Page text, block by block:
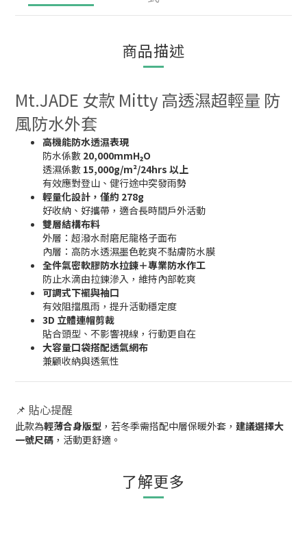
商品描述
Mt.JADE 女款 Mitty 高透濕超輕量 防
風防水外套
高機能防水透濕表現
防水係數 20,000mmH₂O
透濕係數 15,000g/m²/24hrs 以上
有效應對登山、健行途中突發雨勢
輕量化設計，僅約 278g
好收納、好攜帶，適合長時間戶外活動
雙層結構布料
外層：超潑水耐磨尼龍格子面布
內層：高防水透濕墨色乾爽不黏膚防水膜
全件氣密軟膠防水拉鍊＋專業防水作工
防止水滴由拉鍊滲入，維持內部乾爽
可調式下襬與袖口
有效阻擋風雨，提升活動穩定度
3D 立體連帽剪裁
貼合頭型、不影響視線，行動更自在
大容量口袋搭配透氣網布
兼顧收納與透氣性
📌 貼心提醒
此款為輕薄合身版型 ，若冬季需搭配中層保暖外套， 建議選擇大
一號尺碼 ，活動更舒適。
了解更多